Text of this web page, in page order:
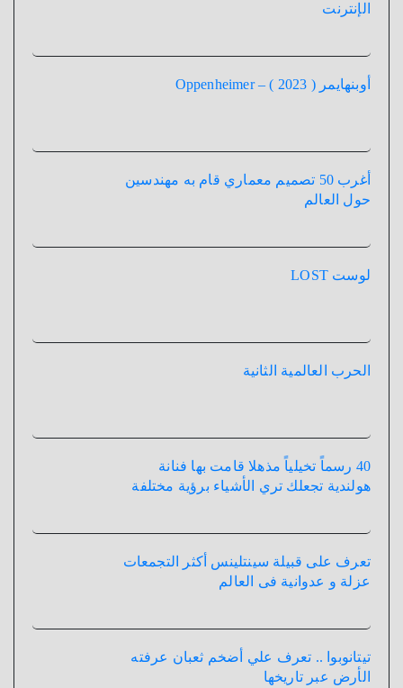
الإنترنت
أوبنهايمر ( 2023 ) – Oppenheimer
أغرب 50 تصميم معماري قام به مهندسين
حول العالم
لوست LOST
الحرب العالمية الثانية
40 رسماً تخيلياً مذهلا قامت بها فنانة
هولندية تجعلك تري الأشياء برؤية مختلفة
تعرف على قبيلة سينتلينس أكثر التجمعات
عزلة و عدوانية فى العالم
تيتانوبوا .. تعرف علي أضخم ثعبان عرفته
الأرض عبر تاريخها